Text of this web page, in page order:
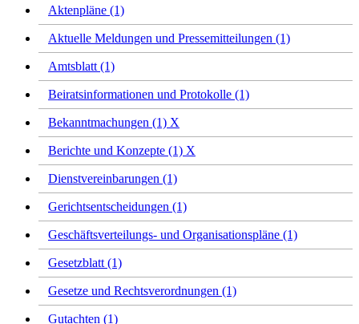
Aktenpläne (1)
Aktuelle Meldungen und Pressemitteilungen (1)
Amtsblatt (1)
Beiratsinformationen und Protokolle (1)
Bekanntmachungen (1) X
Berichte und Konzepte (1) X
Dienstvereinbarungen (1)
Gerichtsentscheidungen (1)
Geschäftsverteilungs- und Organisationspläne (1)
Gesetzblatt (1)
Gesetze und Rechtsverordnungen (1)
Gutachten (1)